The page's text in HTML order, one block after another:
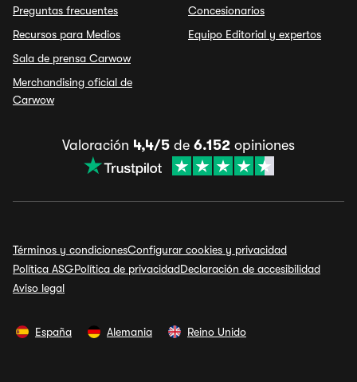
Preguntas frecuentes
Recursos para Medios
Sala de prensa Carwow
Merchandising oficial de
Carwow
Concesionarios
Equipo Editorial y expertos
Valoración 4,4/5 de 6.152 opiniones
Términos y condicionesConfigurar cookies y privacidad
Política ASGPolítica de privacidadDeclaración de accesibilidad
Aviso legal
España Alemania Reino Unido